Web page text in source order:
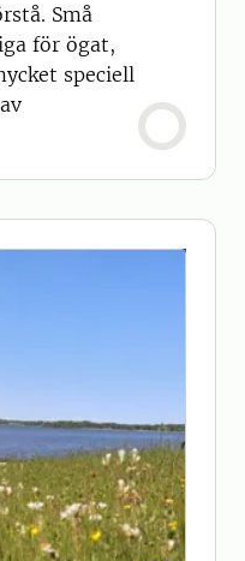
Små
för ögat,
speciell